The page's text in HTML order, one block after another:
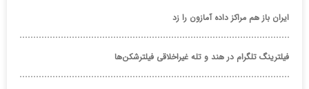
ایران باز هم مراکز داده آمازون را زد
فیلترینگ تلگرام در هند و تله غیراخلاقی فیلترشکن‌ها